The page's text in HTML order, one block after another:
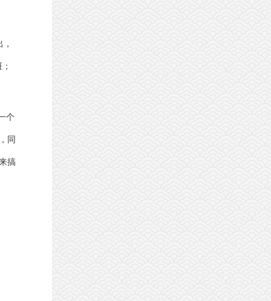
个
同
搞